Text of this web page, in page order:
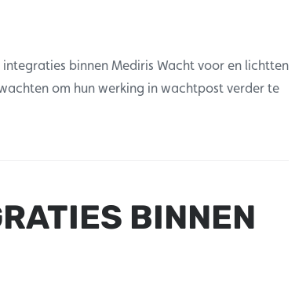
binnen Mediris Wacht voor en lichtten
om hun werking in wachtpost verder te
BINNEN